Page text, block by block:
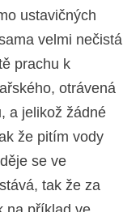
ustavičných
velmi nečistá
prachu k
otrávená
a jelikož žádné
že pitím vody
se ve
tak že za